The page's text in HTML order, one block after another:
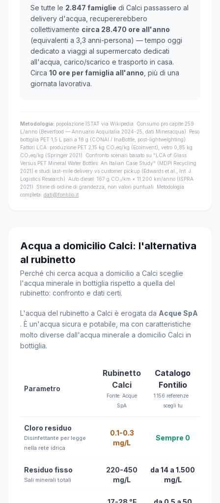
Se tutte le 2.847 famiglie di Calci passassero al
delivery d'acqua, recupererebbero
collettivamente circa 28.470 ore all'anno
(equivalenti a 3,3 anni-persona) — tempo oggi
dedicato a viaggi al supermercato dedicati
all'acqua, carico/scarico e trasporto in casa.
Circa 10 ore per famiglia all'anno , più di una
giornata lavorativa.
Metodologia: popolazione ISTAT via Wikipedia. Consumo pro capite 259
L/anno (Beverfood — Annuario Acquitalia 2024-25, dati Mineracqua). Peso
bottiglia PET 1,5 L pari a 18 g (CONAI / InaBottle, post-lightweighting).
Fattori LCA: produzione PET 2,15 kg CO₂eq/kg (Ecoinvent), vetro 0,85 kg
CO₂eq/kg (Springer 2021). Confronto scenari basato su "LCA of Glass
Versus PET Mineral Water Bottles: An Italian Case Study" (MDPI Recycling
2021) e studi last-mile delivery vs customer pickup (Edwards et al., Int. J.
Logistics Research). Auto diesel: 167 g CO₂/km × 11.200 km/anno (ISPRA
2021). Stime di ordine di grandezza, non valori puntuali. Metodologia
completa: dati@fontilio.it
Acqua a domicilio Calci: l'alternativa
al rubinetto
Perché chi cerca acqua a domicilio a Calci sceglie
l'acqua minerale in bottiglia rispetto a quella del
rubinetto: confronto e dati certi.
L'acqua del rubinetto a Calci è erogata da Acque SpA
. È un'acqua sicura e potabile, ma con caratteristiche
molto diverse dall'acqua minerale a domicilio Calci in
bottiglia.
Parametro
Rubinetto
Calci
Fonte: Acque
SpA
Catalogo
Fontilio
1.156 referenze ·
scegli tu
Cloro residuo
Disinfettante per legge
nella rete idrica
0.1-0.3
mg/L
Sempre 0
Residuo fisso
Sali minerali totali
220-450
mg/L
da 14 a 1.500
mg/L